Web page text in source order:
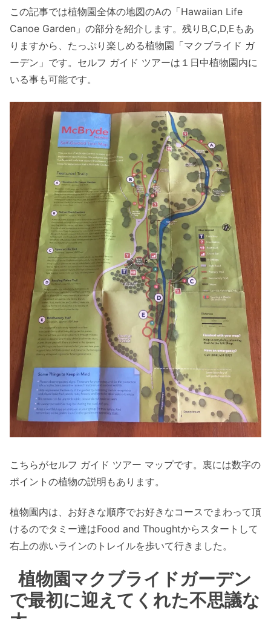
この記事では植物園全体の地図のAの「Hawaiian Life
Canoe Garden」の部分を紹介します。残りB,C,D,Eもあ
りますから、たっぷり楽しめる植物園「マクブライド ガ
ーデン」です。セルフ ガイド ツアーは１日中植物園内に
いる事も可能です。
こちらがセルフ ガイド ツアー マップです。裏には数字の
ポイントの植物の説明もあります。
植物園内は、お好きな順序でお好きなコースでまわって頂
けるのでタミー達はFood and Thoughtからスタートして
右上の赤いラインのトレイルを歩いて行きました。
植物園マクブライドガーデン
で最初に迎えてくれた不思議な